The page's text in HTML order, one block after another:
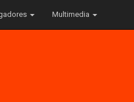
Multimedia